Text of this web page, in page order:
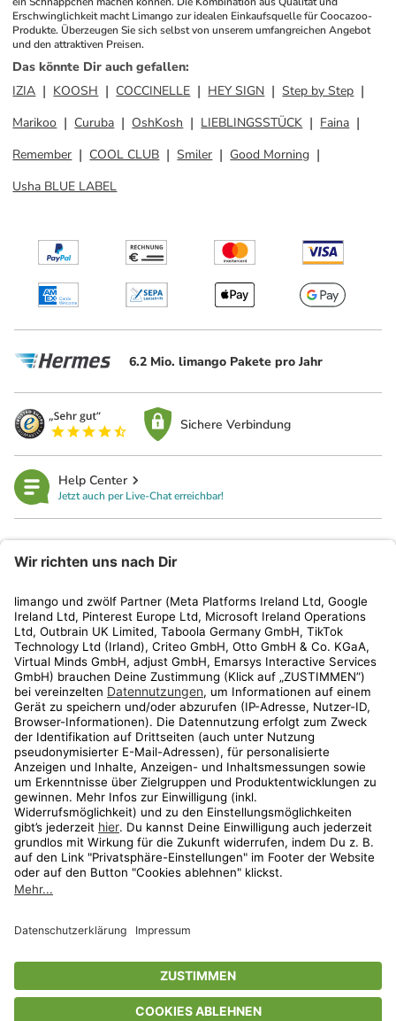
Erschwinglichkeit macht Limango zur idealen Einkaufsquelle für Coocazoo-
Produkte. Überzeugen Sie sich selbst von unserem umfangreichen Angebot
und den attraktiven Preisen.
Das könnte Dir auch gefallen:
IZIA
KOOSH COCCINELLE HEY SIGN
Step by Step
Marikoo
Curuba OshKosh LIEBLINGSSTÜCK
Faina
Remember
COOL CLUB Smiler
Good Morning
Usha BLUE LABEL
6.2 Mio. limango Pakete pro Jahr
Sichere Verbindung
Help Center
Jetzt auch per Live-Chat erreichbar!
Kundenservice
Shop
Aktionen
Travel
* Streichpreise entsprechen der unverbindlichen Preisempfehlung des
Herstellers. Prozentangaben beziehen sich auf den Streichpreis.